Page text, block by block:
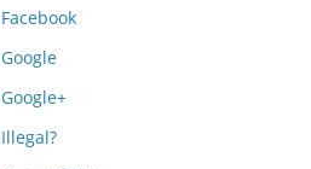
Facebook
Google
Google+
Illegal?